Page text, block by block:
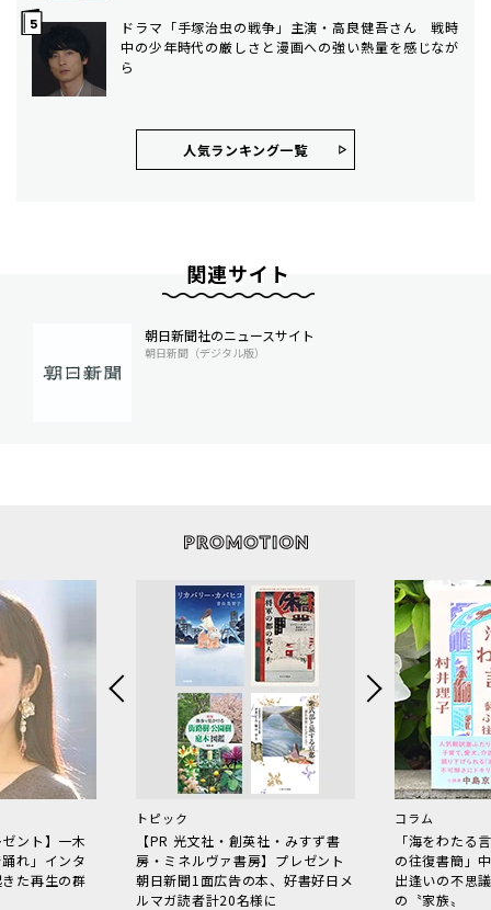
ドラマ「手塚治虫の戦争」主演・高良健吾さん 戦時
中の少年時代の厳しさと漫画への強い熱量を感じなが
ら
人気ランキング⼀覧
関連サイト
朝日新聞社のニュースサイト
朝日新聞（デジタル版）
ント】一木
れ」インタ
た再生の群
トピック
【PR 光文社・創英社・みすず書
房・ミネルヴァ書房】プレゼント
朝日新聞1面広告の本、好書好日メ
ルマガ読者計20名様に
コラム
「海をわた
の往復書簡」
出逢いの不思
の〝家族〟